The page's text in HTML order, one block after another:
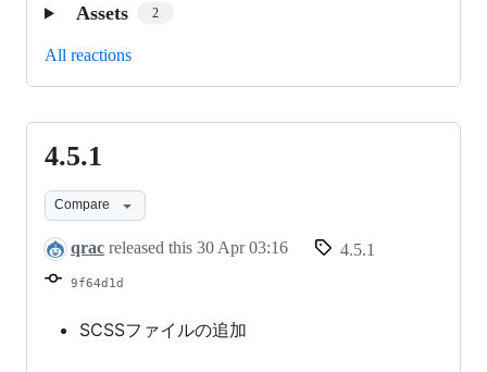
Assets 2
All reactions
4.5.1
4.5.1
Compare
qrac released this 30 Apr 03:16 4.5.1
9f64d1d
SCSSファイルの追加